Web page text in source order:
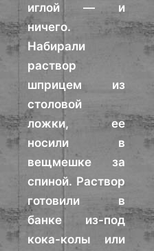
иглой — и
ничего.
Набирали
раствор
шприцем из
столовой
ложки, ее
носили в
вещмешке за
спиной. Раствор
готовили в
банке из-под
кока-колы или